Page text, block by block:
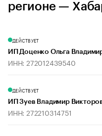
регионе —
ДЕЙСТВУЕТ
ИП Доценко Ольга
ИНН: 272012439540
ДЕЙСТВУЕТ
ИП Зуев Владимир
ИНН: 272210314751